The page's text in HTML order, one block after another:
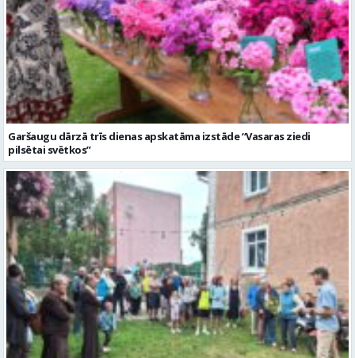
Garšaugu dārzā trīs dienas apskatāma izstāde “Vasaras ziedi
pilsētai svētkos”